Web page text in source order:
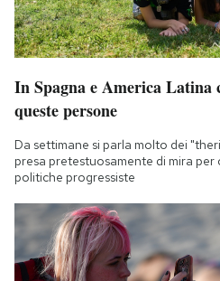
In Spagna e America Latina
queste persone
Da settimane si parla molto dei
presa pretestuosamente di mira per
politiche progressiste